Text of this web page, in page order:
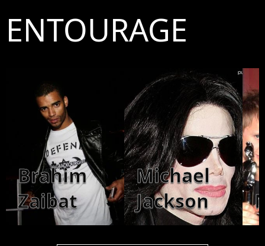
ENTOURAGE
Brahim
Zaibat
Michael
Jackson